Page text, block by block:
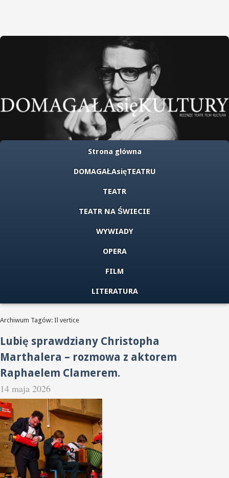
Strona główna
DOMAGAŁAsięTEATRU
TEATR
TEATR NA ŚWIECIE
WYWIADY
OPERA
FILM
LITERATURA
Archiwum Tagów: Il vertice
Lubię sprawdziany Christopha
Marthalera – rozmowa z aktorem
Raphaelem Clamerem.
14 maja 2026